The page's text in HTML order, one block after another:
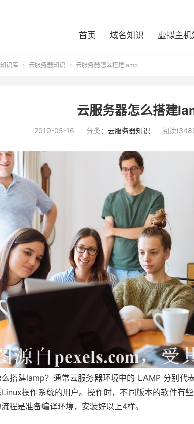
首页 域名知识 虚拟主机
识库  云服务器知识  云服务器怎么搭建lamp
云服务器怎么搭建
2019-05-16 分类： 云服务器知识 阅读
搭建lamp？通常云服务器环境中的 LAMP 分别代
操作系统的用户。操作时，不同版本的软件有
程是准备编译环境，安装好以上4样。